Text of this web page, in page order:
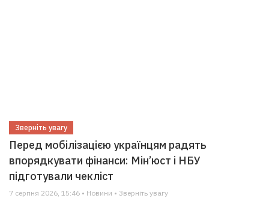
Зверніть увагу
Перед мобілізацією українцям радять
впорядкувати фінанси: Мін’юст і НБУ
підготували чекліст
7 серпня 2026, 15:46 • Новини • Зверніть увагу